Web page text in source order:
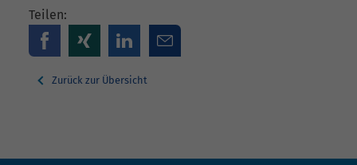
Teilen:
Zurück zur Übersicht